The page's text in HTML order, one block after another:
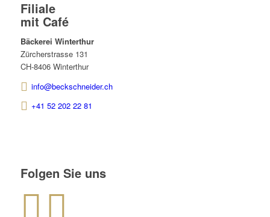
Filiale
mit Café
Bäckerei Winterthur
Zürcherstrasse 131
CH-8406 Winterthur
info@beckschneider.ch
+41 52 202 22 81
Folgen Sie uns